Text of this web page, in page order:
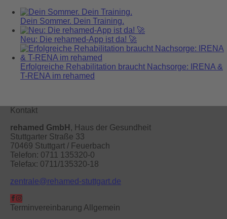
Dein Sommer. Dein Training.
Neu: Die rehamed-App ist da! 🚀
Erfolgreiche Rehabilitation braucht Nachsorge: IRENA &
T-RENA im rehamed
Kontakt
rehamed GmbH , Haus der Gesundheit
Stuttgarter Straße 33
70469 Stuttgart / Feuerbach
Telefon: 0711 135320-0
Telefax: 0711/135320-18
zentrale@rehamed-stuttgart.de
Terminvereinbarung Allgemein